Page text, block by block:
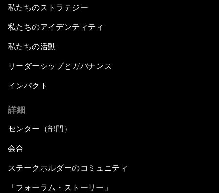
私たちのストラテジー
私たちのアイデンティティ
私たちの活動
リーダーシップとガバナンス
インパクト
詳細
センター（部門）
会合
ステークホルダーのコミュニティ
「フォーラム・ストーリー」